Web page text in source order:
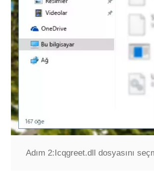
Adım 2: Icqgreet.dll dosyasını